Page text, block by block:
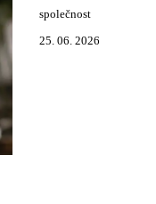
společnost
25. 06. 2026